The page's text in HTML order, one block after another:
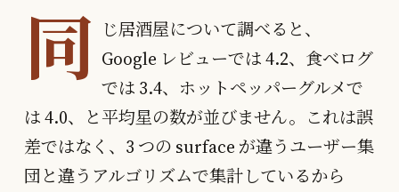
同 じ居酒屋について調べると、
Google レビューでは 4.2、食べログ
では 3.4、ホットペッパーグルメで
は 4.0、と平均星の数が並びません。これは誤
差ではなく、3 つの surface が違うユーザー集
団と違うアルゴリズムで集計しているから